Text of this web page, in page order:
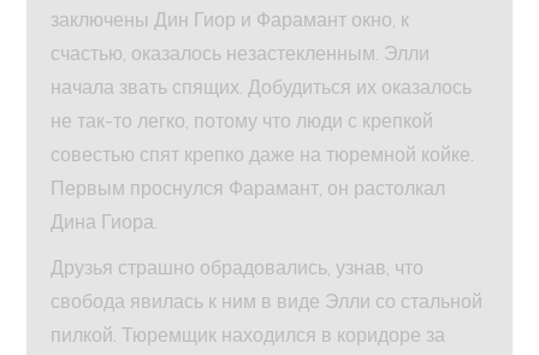
заключены Дин Гиор и Фарамант окно, к
счастью, оказалось незастекленным. Элли
начала звать спящих. Добудиться их оказалось
не так-то легко, потому что люди с крепкой
совестью спят крепко даже на тюремной койке.
Первым проснулся Фарамант, он растолкал
Дина Гиора.
Друзья страшно обрадовались, узнав, что
свобода явилась к ним в виде Элли со стальной
пилкой. Тюремщик находился в коридоре за